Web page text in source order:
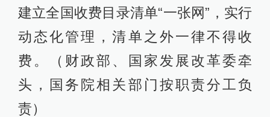
建立全国收费目录清单“一张网”，实行
动态化管理，清单之外一律不得收
费。（财政部、国家发展改革委牵
头，国务院相关部门按职责分工负
责）